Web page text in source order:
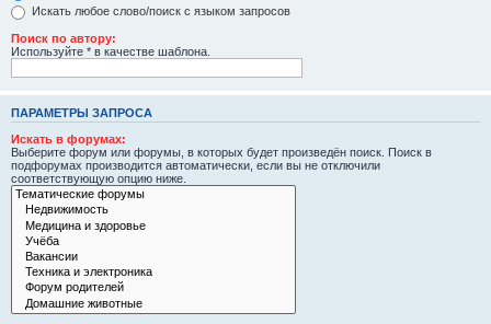
Искать любое слово/поиск с языком запросов
Поиск по автору:
Используйте * в качестве шаблона.
ПАРАМЕТРЫ ЗАПРОСА
Искать в форумах:
Выберите форум или форумы, в которых будет произведён поиск. Поиск в
подфорумах производится автоматически, если вы не отключили
соответствующую опцию ниже.